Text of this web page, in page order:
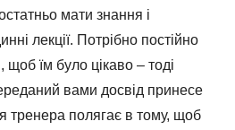
мати знання і
лекції. Потрібно постійно
щоб їм було цікаво – тоді
вами досвід принесе
тренера полягає в тому, щоб